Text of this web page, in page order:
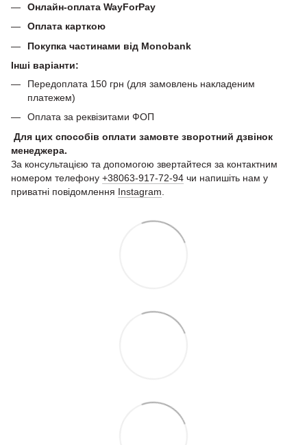
Онлайн-оплата WayForPay
Оплата карткою
Покупка частинами від Monobank
Інші варіанти:
Передоплата 150 грн (для замовлень накладеним
платежем)
Оплата за реквізитами ФОП
Для цих способів оплати замовте зворотний дзвінок
менеджера.
За консультацією та допомогою звертайтеся за контактним
номером телефону +38063-917-72-94 чи напишіть нам у
приватні повідомлення Instagram